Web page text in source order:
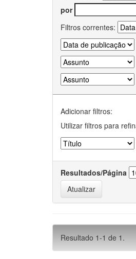
por
Filtros correntes:
Adicionar filtros:
Utilizar filtros para
Resultados/Página
Resultado 1-1 de 1.